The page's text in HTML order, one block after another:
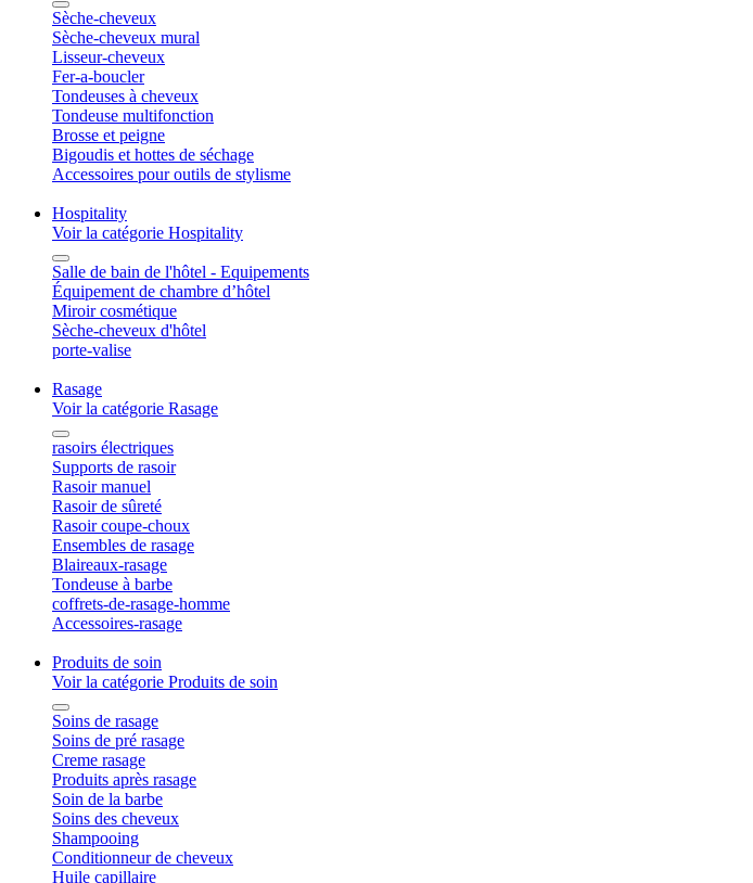
Sèche-cheveux
Sèche-cheveux mural
Lisseur-cheveux
Fer-a-boucler
Tondeuses à cheveux
Tondeuse multifonction
Brosse et peigne
Bigoudis et hottes de séchage
Accessoires pour outils de stylisme
Hospitality
Voir la catégorie Hospitality
Salle de bain de l'hôtel - Equipements
Équipement de chambre d’hôtel
Miroir cosmétique
Sèche-cheveux d'hôtel
porte-valise
Rasage
Voir la catégorie Rasage
rasoirs électriques
Supports de rasoir
Rasoir manuel
Rasoir de sûreté
Rasoir coupe-choux
Ensembles de rasage
Blaireaux-rasage
Tondeuse à barbe
coffrets-de-rasage-homme
Accessoires-rasage
Produits de soin
Voir la catégorie Produits de soin
Soins de rasage
Soins de pré rasage
Creme rasage
Produits après rasage
Soin de la barbe
Soins des cheveux
Shampooing
Conditionneur de cheveux
Huile capillaire